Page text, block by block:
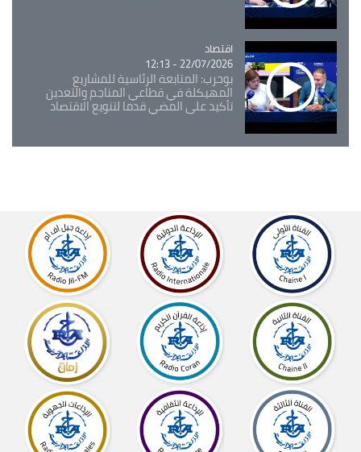
Catégorie
اقتصاد
22/07/2026 - 12:13
بوحرب: المتابعة الرئاسية للمشاريع
المهيكلة في قطاعي المناجم والتعدين
تأكيد على المضي قدما لتنويع الاقتصاد